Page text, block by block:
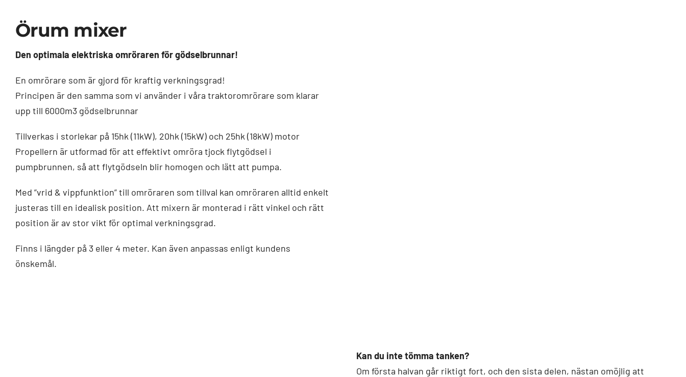
Örum mixer
Den optimala elektriska omröraren för gödselbrunnar!
En omrörare som är gjord för kraftig verkningsgrad!
Principen är den samma som vi använder i våra traktoromrörare som klarar
upp till 6000m3 gödselbrunnar
Tillverkas i storlekar på 15hk (11kW), 20hk (15kW) och 25hk (18kW) motor
Propellern är utformad för att effektivt omröra tjock flytgödsel i
pumpbrunnen, så att flytgödseln blir homogen och lätt att pumpa.
Med ”vrid & vippfunktion” till omröraren som tillval kan omröraren alltid enkelt
justeras till en idealisk position. Att mixern är monterad i rätt vinkel och rätt
position är av stor vikt för optimal verkningsgrad.
Finns i längder på 3 eller 4 meter. Kan även anpassas enligt kundens
önskemål.
Kan du inte tömma tanken?
Om första halvan går riktigt fort, och den sista delen, nästan omöjlig att